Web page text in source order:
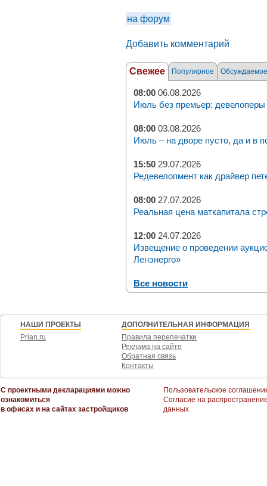
на форум
Добавить комментарий
Свежее Популярное Обсуждаемое
08:00 06.08.2026
Июль без премьер: девелоперы
08:00 03.08.2026
Июль – на дворе пусто, да и в
15:50 29.07.2026
Редевелопмент как драйвер
08:00 27.07.2026
Реальная цена маткапитала
12:00 24.07.2026
Извещение о проведении
Ленэнерго»
Все новости
НАШИ ПРОЕКТЫ
Prian.ru
ДОПОЛНИТЕЛЬНАЯ ИНФОРМАЦИЯ
Правила перепечатки
Реклама на сайте
Обратная связь
Контакты
С проектными декларациями можно
ознакомиться
в офисах и на сайтах застройщиков
Пользовательское
Согласие на
данных